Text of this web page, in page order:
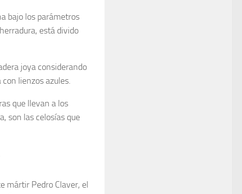
bajo los parámetros
está divido
joya considerando
lienzos azules.
que llevan a los
son las celosías que
mártir Pedro Claver, el